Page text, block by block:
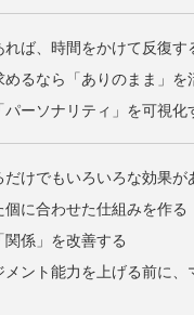
れば、時間をかけて反復す
めるなら「ありのまま」を
パーソナリティ」を可視化
けでもいろいろな効果が
個に合わせた仕組みを作る
係」を改善する
ント能力を上げる前に